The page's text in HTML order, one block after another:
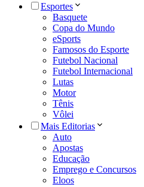
Esportes
Basquete
Copa do Mundo
eSports
Famosos do Esporte
Futebol Nacional
Futebol Internacional
Lutas
Motor
Tênis
Vôlei
Mais Editorias
Auto
Apostas
Educação
Emprego e Concursos
Eloos